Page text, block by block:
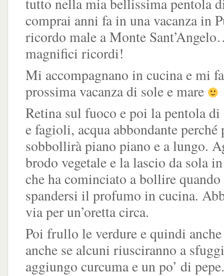
tutto nella mia bellissima pentola
comprai anni fa in una vacanza in
ricordo male a Monte
magnifici ricordi!
Mi accompagnano in cucina e mi
prossima vacanza di sole e mare
Retina sul fuoco e poi la pentola di
e fagioli, acqua abbondante perché
sobbollirà piano piano e a lungo.
brodo vegetale e la lascio da sola
che ha cominciato a bollire
spandersi il profumo in cucina.
via per un’oretta circa.
Poi frullo le verdure e quindi
anche se alcuni riusciranno a
aggiungo curcuma e un po’ di pepe.